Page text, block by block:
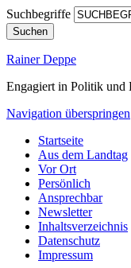
Suchbegriffe
Suchen
Rainer Deppe
Engagiert in Politik und
Navigation überspringen
Startseite
Aus dem Landtag
Vor Ort
Persönlich
Ansprechbar
Newsletter
Inhaltsverzeichnis
Datenschutz
Impressum